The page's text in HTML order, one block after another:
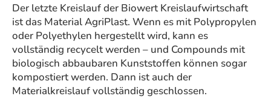
Der letzte Kreislauf der Biowert Kreislaufwirtschaft
ist das Material AgriPlast. Wenn es mit Polypropylen
oder Polyethylen hergestellt wird, kann es
vollständig recycelt werden – und Compounds mit
biologisch abbaubaren Kunststoffen können sogar
kompostiert werden. Dann ist auch der
Materialkreislauf vollständig geschlossen.